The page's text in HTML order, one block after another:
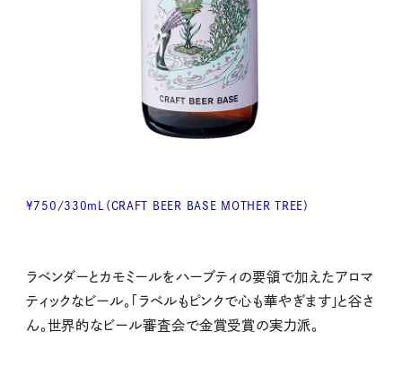
¥750/330mL（CRAFT BEER BASE MOTHER TREE）
ラベンダーとカモミールをハーブティの要領で加えたアロマ
ティックなビール。「ラベルもピンクで心も華やぎます」と谷さ
ん。世界的なビール審査会で金賞受賞の実力派。